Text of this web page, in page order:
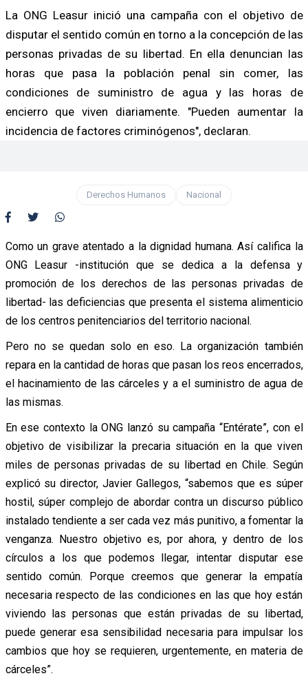
La ONG Leasur inició una campaña con el objetivo de
disputar el sentido común en torno a la concepción de las
personas privadas de su libertad. En ella denuncian las
horas que pasa la población penal sin comer, las
condiciones de suministro de agua y las horas de
encierro que viven diariamente. "Pueden aumentar la
incidencia de factores criminógenos", declaran.
Derechos Humanos Nacional
Como un grave atentado a la dignidad humana. Así califica la
ONG Leasur -institución que se dedica a la defensa y
promoción de los derechos de las personas privadas de
libertad- las deficiencias que presenta el sistema alimenticio
de los centros penitenciarios del territorio nacional.
Pero no se quedan solo en eso. La organización también
repara en la cantidad de horas que pasan los reos encerrados,
el hacinamiento de las cárceles y a el suministro de agua de
las mismas.
En ese contexto la ONG lanzó su campaña “Entérate”, con el
objetivo de visibilizar la precaria situación en la que viven
miles de personas privadas de su libertad en Chile. Según
explicó su director, Javier Gallegos, “sabemos que es súper
hostil, súper complejo de abordar contra un discurso público
instalado tendiente a ser cada vez más punitivo, a fomentar la
venganza. Nuestro objetivo es, por ahora, y dentro de los
círculos a los que podemos llegar, intentar disputar ese
sentido común. Porque creemos que generar la empatía
necesaria respecto de las condiciones en las que hoy están
viviendo las personas que están privadas de su libertad,
puede generar esa sensibilidad necesaria para impulsar los
cambios que hoy se requieren, urgentemente, en materia de
cárceles”.